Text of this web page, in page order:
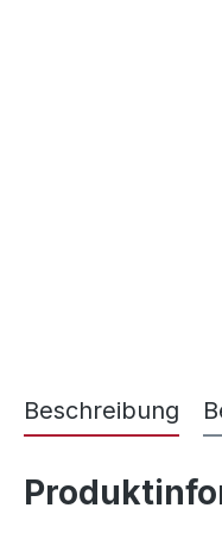
Beschreibung